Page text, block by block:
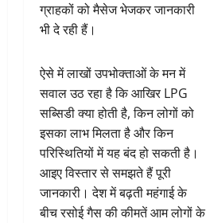
ग्राहकों को मैसेज भेजकर जानकारी
भी दे रही हैं।
ऐसे में लाखों उपभोक्ताओं के मन में
सवाल उठ रहा है कि आखिर LPG
सब्सिडी क्या होती है, किन लोगों को
इसका लाभ मिलता है और किन
परिस्थितियों में यह बंद हो सकती है।
आइए विस्तार से समझते हैं पूरी
जानकारी। देश में बढ़ती महंगाई के
बीच रसोई गैस की कीमतें आम लोगों के